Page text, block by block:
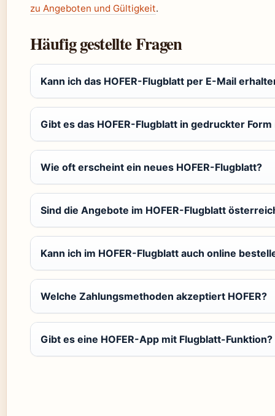
zu Angeboten und Gültigkeit.
Häufig gestellte Fragen
Kann ich das HOFER-Flugblatt per E-Mail
Gibt es das HOFER-Flugblatt in gedruckter Form
Wie oft erscheint ein neues HOFER-Flugblatt?
Sind die Angebote im HOFER-Flugblatt
Kann ich im HOFER-Flugblatt auch online
Welche Zahlungsmethoden akzeptiert HOFER?
Gibt es eine HOFER-App mit Flugblatt-Funktion?